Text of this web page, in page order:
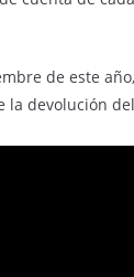
de este
devolución